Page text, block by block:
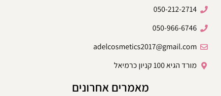
050-212-2714
050-966-6746
adelcosmetics2017@gmail.com
מורד הגיא 100 קניון כרמיאל
מאמרים אחרונים